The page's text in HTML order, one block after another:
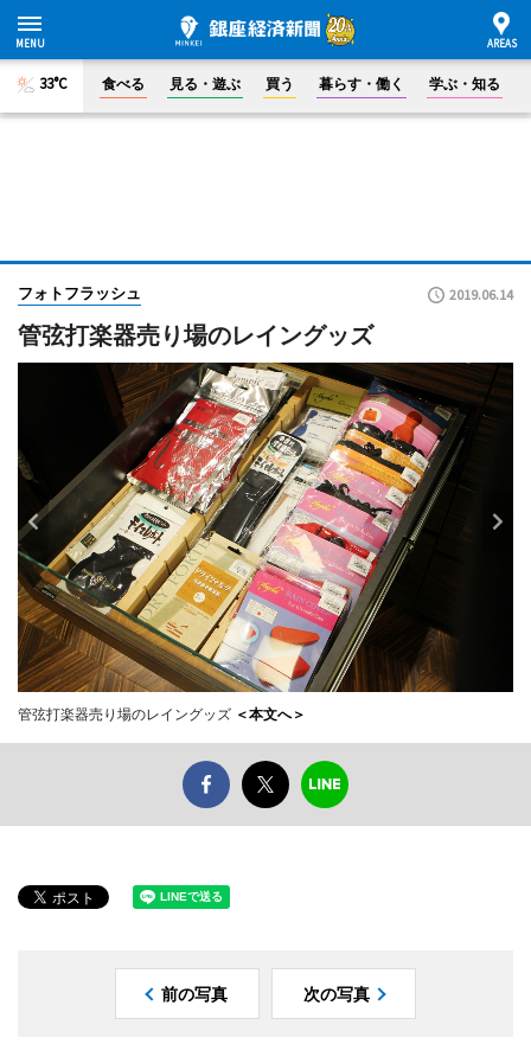
33°C 食べる 見る・遊ぶ 買う 暮らす・働く 学ぶ・知る
フォトフラッシュ 2019.06.14
管弦打楽器売り場のレイングッズ
管弦打楽器売り場のレイングッズ ＜本文へ＞
前の写真 次の写真